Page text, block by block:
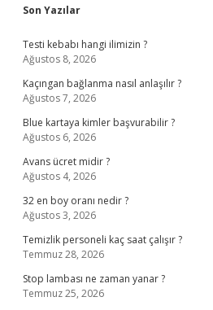
Sidebar
Son Yazılar
Testi kebabı hangi ilimizin ?
Ağustos 8, 2026
Kaçıngan bağlanma nasıl anlaşılır ?
Ağustos 7, 2026
Blue kartaya kimler başvurabilir ?
Ağustos 6, 2026
Avans ücret midir ?
Ağustos 4, 2026
32 en boy oranı nedir ?
Ağustos 3, 2026
Temizlik personeli kaç saat çalışır ?
Temmuz 28, 2026
Stop lambası ne zaman yanar ?
Temmuz 25, 2026